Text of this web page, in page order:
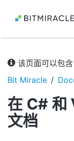
该页面可以包含
Bit Miracle
在 C# 和
文档